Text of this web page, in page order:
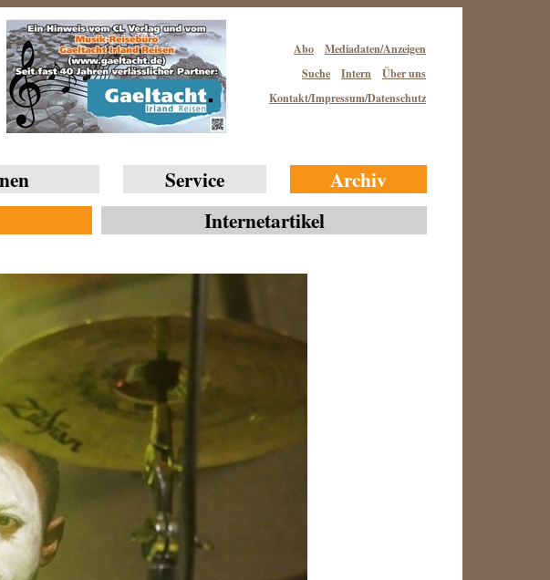
Abo
Mediadaten/Anzeigen
Suche
Intern
Über uns
Kontakt/Impressum/Datenschutz
Service
Archiv
Internetartikel